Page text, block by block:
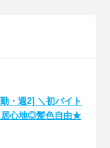
・週2] ＼初バイト
居心地◎髪色自由★